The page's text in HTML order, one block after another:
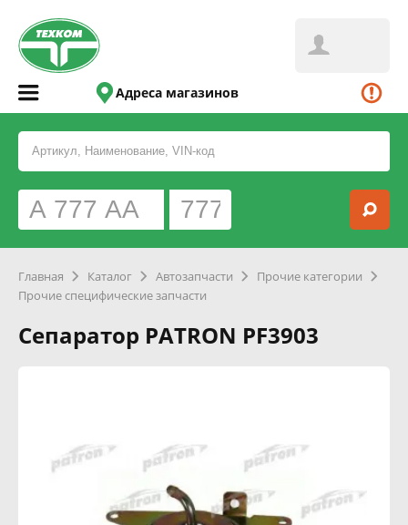
Адреса магазинов
Главная Каталог Автозапчасти
Прочие категории
Прочие специфические запчасти
Сепаратор PATRON PF3903